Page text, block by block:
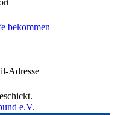
bekommen
Adresse
e.V.